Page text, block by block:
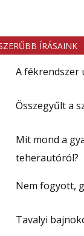
ÍRÁSAINK
A fékrendszer
Összegyűlt a
Mit mond a
teherautóról?
Nem fogyott,
Tavalyi